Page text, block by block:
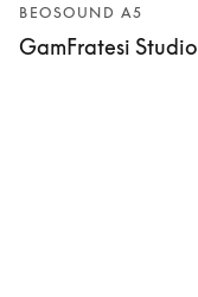
BEOSOUND A5
GamFratesi Studio